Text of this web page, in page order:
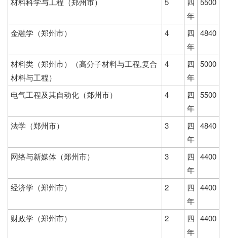
年
金融学（郑州市） 4
四
年
4840
材料类（郑州市）（高分子材料与工程,复合
材料与工程）
4
四
年
5000
电气工程及其自动化（郑州市） 4
四
年
5500
法学（郑州市） 3
四
年
4840
网络与新媒体（郑州市） 3
四
年
4400
经济学（郑州市） 2
四
年
4400
财政学（郑州市） 2
四
年
4400